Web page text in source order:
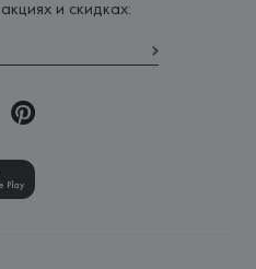
и скидках:
Play